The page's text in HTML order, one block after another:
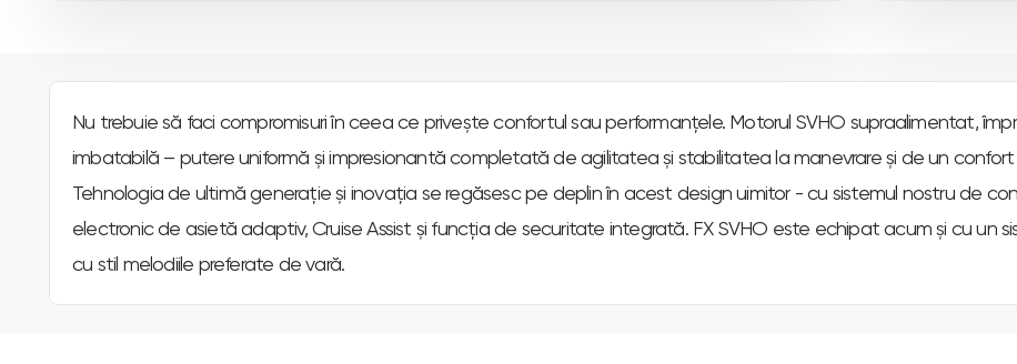
Nu trebuie să faci compromisuri în ceea ce privește confortul sau performanțele. Motorul SVHO supraalimentat,
imbatabilă – putere uniformă și impresionantă completată de agilitatea și stabilitatea la manevrare și de un confort
Tehnologia de ultimă generație și inovația se regăsesc pe deplin în acest design uimitor - cu sistemul nostru de
electronic de asietă adaptiv, Cruise Assist și funcția de securitate integrată. FX SVHO este echipat acum și cu un
cu stil melodiile preferate de vară.